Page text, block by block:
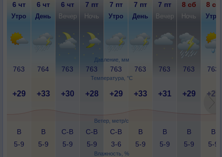
Давление, мм
Температура, °C
Ветер, метр/с
Влажность, %
6 чт 6 чт 6 чт 7 пт 7 пт 7 пт 7 пт 8 сб 8 сб
Утро День Вечер Ночь Утро День Вечер Ночь Утро
763 764 763 763 763 763 763 763 763
+29 +33 +30 +28 +29 +33 +31 +29 +29
В
5-9
В
5-9
С-В
5-9
С-В
5-9
С-В
3-6
В
5-9
В
5-9
В
5-9
В
5-9